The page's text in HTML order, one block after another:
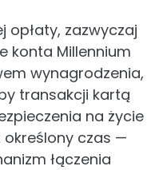
opłaty, zazwyczaj
konta Millennium
wynagrodzenia,
transakcji kartą
na życie
określony czas —
łączenia